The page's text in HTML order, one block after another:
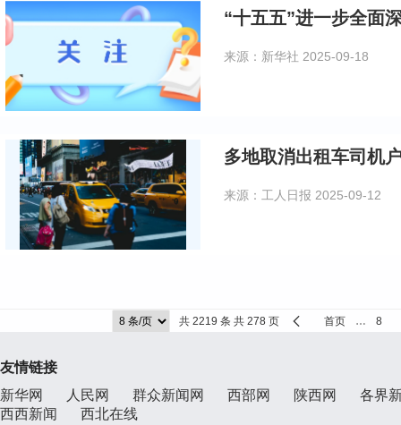
“十五五”进一步全面
来源：新华社 2025-09-18
多地取消出租车司机
来源：工人日报 2025-09-12
共 2219 条 共 278 页 首页 … 8
友情链接
新华网
人民网 群众新闻网 西部网 陕西网
各界
西西新闻
西北在线